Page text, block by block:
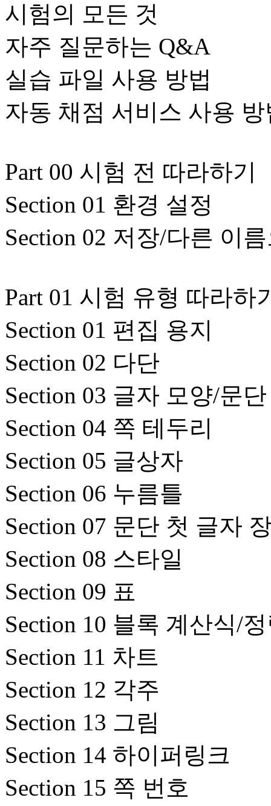
시험의 모든 것
자주 질문하는 Q&A
실습 파일 사용 방법
자동 채점 서비스 사용 방
Part 00 시험 전 따라하기
Section 01 환경 설정
Section 02 저장/다른 이
Part 01 시험 유형 따라하
Section 01 편집 용지
Section 02 다단
Section 03 글자 모양/문
Section 04 쪽 테두리
Section 05 글상자
Section 06 누름틀
Section 07 문단 첫 글자
Section 08 스타일
Section 09 표
Section 10 블록 계산식/
Section 11 차트
Section 12 각주
Section 13 그림
Section 14 하이퍼링크
Section 15 쪽 번호